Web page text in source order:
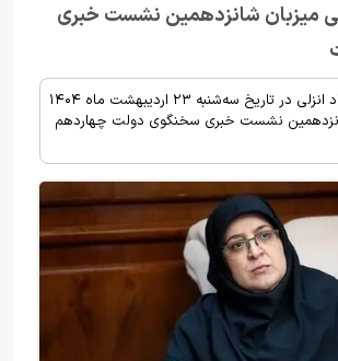
میزبان شانزدهمین نشست خبری
خبرمهم: منطقه آزاد انزلی در تاریخ سه‌شنبه ۲۳ اردیبهشت ماه ۱۴۰۴
نشست خبری سخنگوی دولت چهاردهم